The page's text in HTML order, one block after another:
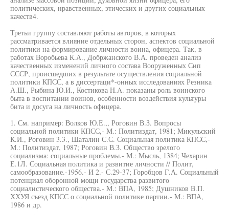
политических, нравственных, этических и других социальных
качеств4.
Третьи группу составляют работы авторов, в которых
рассматривается влияние отдельных сторон, аспектов социальной
политики на формирование личности воина, офицера. Так, в
работах Воробьева К.А., Добржанского В.А. проведен анализ
качественных изменений личного состава Вооруженных Сип
СССР, происшедших в результате осуществления социальной
политики КПСС, а в диссертаци*-онных исследованиях Резника
А.Ш., Рыбина Ю.И., Костикова H.A. показаны роль воинского
быта в воспитании воинов, особенности воздействия культуры
бита и досуга на личность офицера.
1. См. например: Волков Ю.Е.,, Роговин В.З. Вопросы
социальной политики КПСС,- М.: Политиздат, 1981; Микульский
К.И., Роговин 3.3., Шаталин С.С. Социальная политика КПСС,-
М.: Политиздат, 1987; Роговин В.З. Общество зрелого
социализма: социальные проблемы.- М.: Мысль, 1384; Чехарин
Е.1Л. Социальная политика и развитие личности // Полит,
самообразование.-1956.- И 2.- С.29-37; Горобцов Г.А. Социальный
потенциал оборонной мощи государства развитого
социалистического общества.- М.: ВПА, 1985; Душников В.П.
ХХУЯ съезд КПСС о социальной политике партии.- М.: ВПА,
1986 и др.